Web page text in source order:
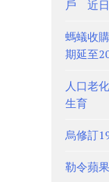
戶 近日
螞蟻收
期延至
人口老
生育
烏修訂
勒令蘋